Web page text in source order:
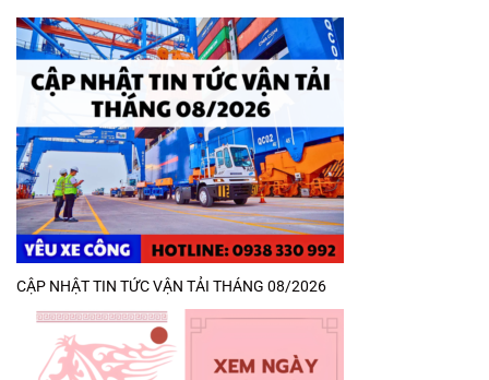
CẬP NHẬT TIN TỨC VẬN TẢI THÁNG 08/2026